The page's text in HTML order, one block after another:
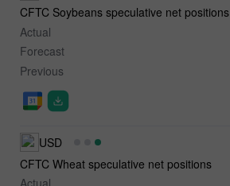
CFTC Soybeans speculative net positions
Actual
Forecast
Previous
USD
CFTC Wheat speculative net positions
Actual